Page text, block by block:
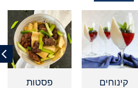
קינוחים פסטות